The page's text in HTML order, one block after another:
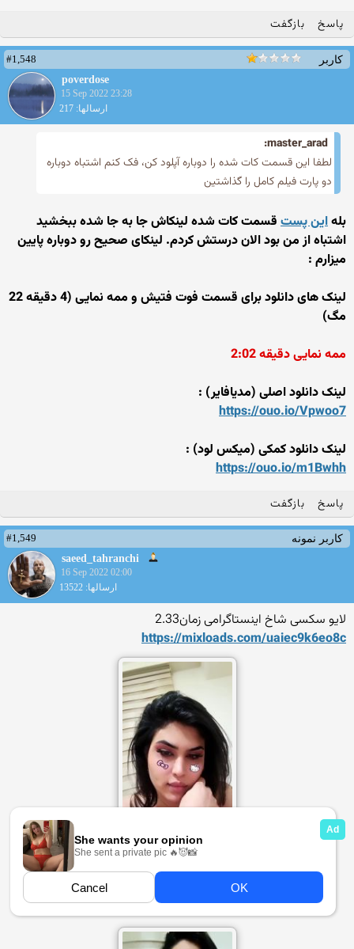
پاسخ بازگفت
کاربر
#1,548
poverdose
15 Sep 2022 23:28
ارسالها: 217
master_arad:
لطفا این قسمت کات شده را دوباره آپلود کن، فک کنم اشتباه دوباره
دو پارت فیلم کامل را گذاشتین
بلهاین پست قسمت کات شده لینکاش جا به جا شده ببخشید
اشتباه از من بود الان درستش کردم. لینکای صحیح رو دوباره پایین
میزارم :
لینک های دانلود برای قسمت فوت فتیش و ممه نمایی (4 دقیقه 22
مگ)
ممه نمایی دقیقه 2:02
لینک دانلود اصلی (مدیافایر) :
https://ouo.io/Vpwoo7
لینک دانلود کمکی (میکس لود) :
https://ouo.io/m1Bwhh
پاسخ بازگفت
کاربر نمونه
#1,549
saeed_tahranchi
16 Sep 2022 02:00
ارسالها: 13522
لایو سکسی شاخ اینستاگرامی زمان2.33
https://mixloads.com/uaiec9k6eo8c